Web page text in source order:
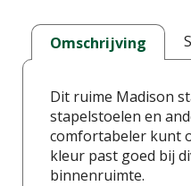
Omschrijving
Dit ruime Madison
stapelstoelen en
comfortabeler kunt
kleur past goed bij
binnenruimte.